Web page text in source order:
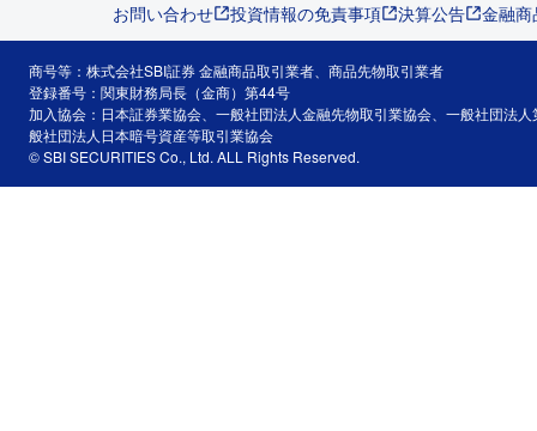
お問い合わせ 投資情報の免責事項 決算公告 金融
商号等：株式会社SBI証券 金融商品取引業者、商品先物取引業者
登録番号：関東財務局長（金商）第44号
加入協会：日本証券業協会、一般社団法人金融先物取引業協会、一般社団法
般社団法人日本暗号資産等取引業協会
© SBI SECURITIES Co., Ltd. ALL Rights Reserved.